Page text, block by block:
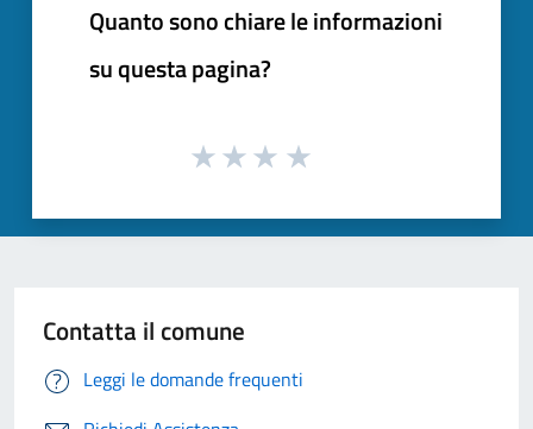
Quanto sono chiare le informazioni
su questa pagina?
Contatta il comune
Leggi le domande frequenti